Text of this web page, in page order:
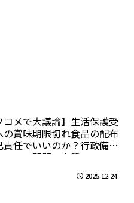
コメで大議論】生活保護受
の賞味期限切れ食品の配布
責任でいいのか？行政備蓄
ドロス問題の本質
2025.12.24